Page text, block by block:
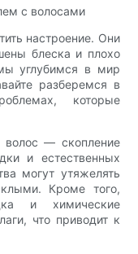
с волосами
настроение. Они
блеска и плохо
углубимся в мир
разберемся в
которые
волос — скопление
и естественных
могут утяжелять
Кроме того,
и химические
что приводит к